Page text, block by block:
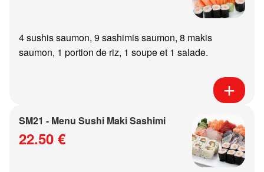
4 sushis saumon, 9 sashimis saumon, 8 makis
saumon, 1 portion de riz, 1 soupe et 1 salade.
SM21 - Menu Sushi Maki Sashimi
22.50 €